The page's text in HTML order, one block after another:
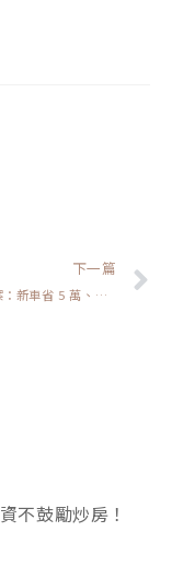
下一篇
貨物稅修正案：新車省 5 萬、汰舊再省 5 萬！消費者買車的三大心態，房市該怎麼參考？【閒聊時事】
不鼓勵炒房！